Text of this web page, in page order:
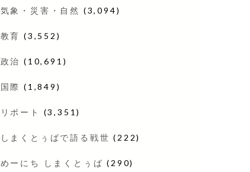
気象・災害・自然 (3,094)
教育 (3,552)
政治 (10,691)
国際 (1,849)
リポート (3,351)
しまくとぅばで語る戦世 (222)
めーにち しまくとぅば (290)